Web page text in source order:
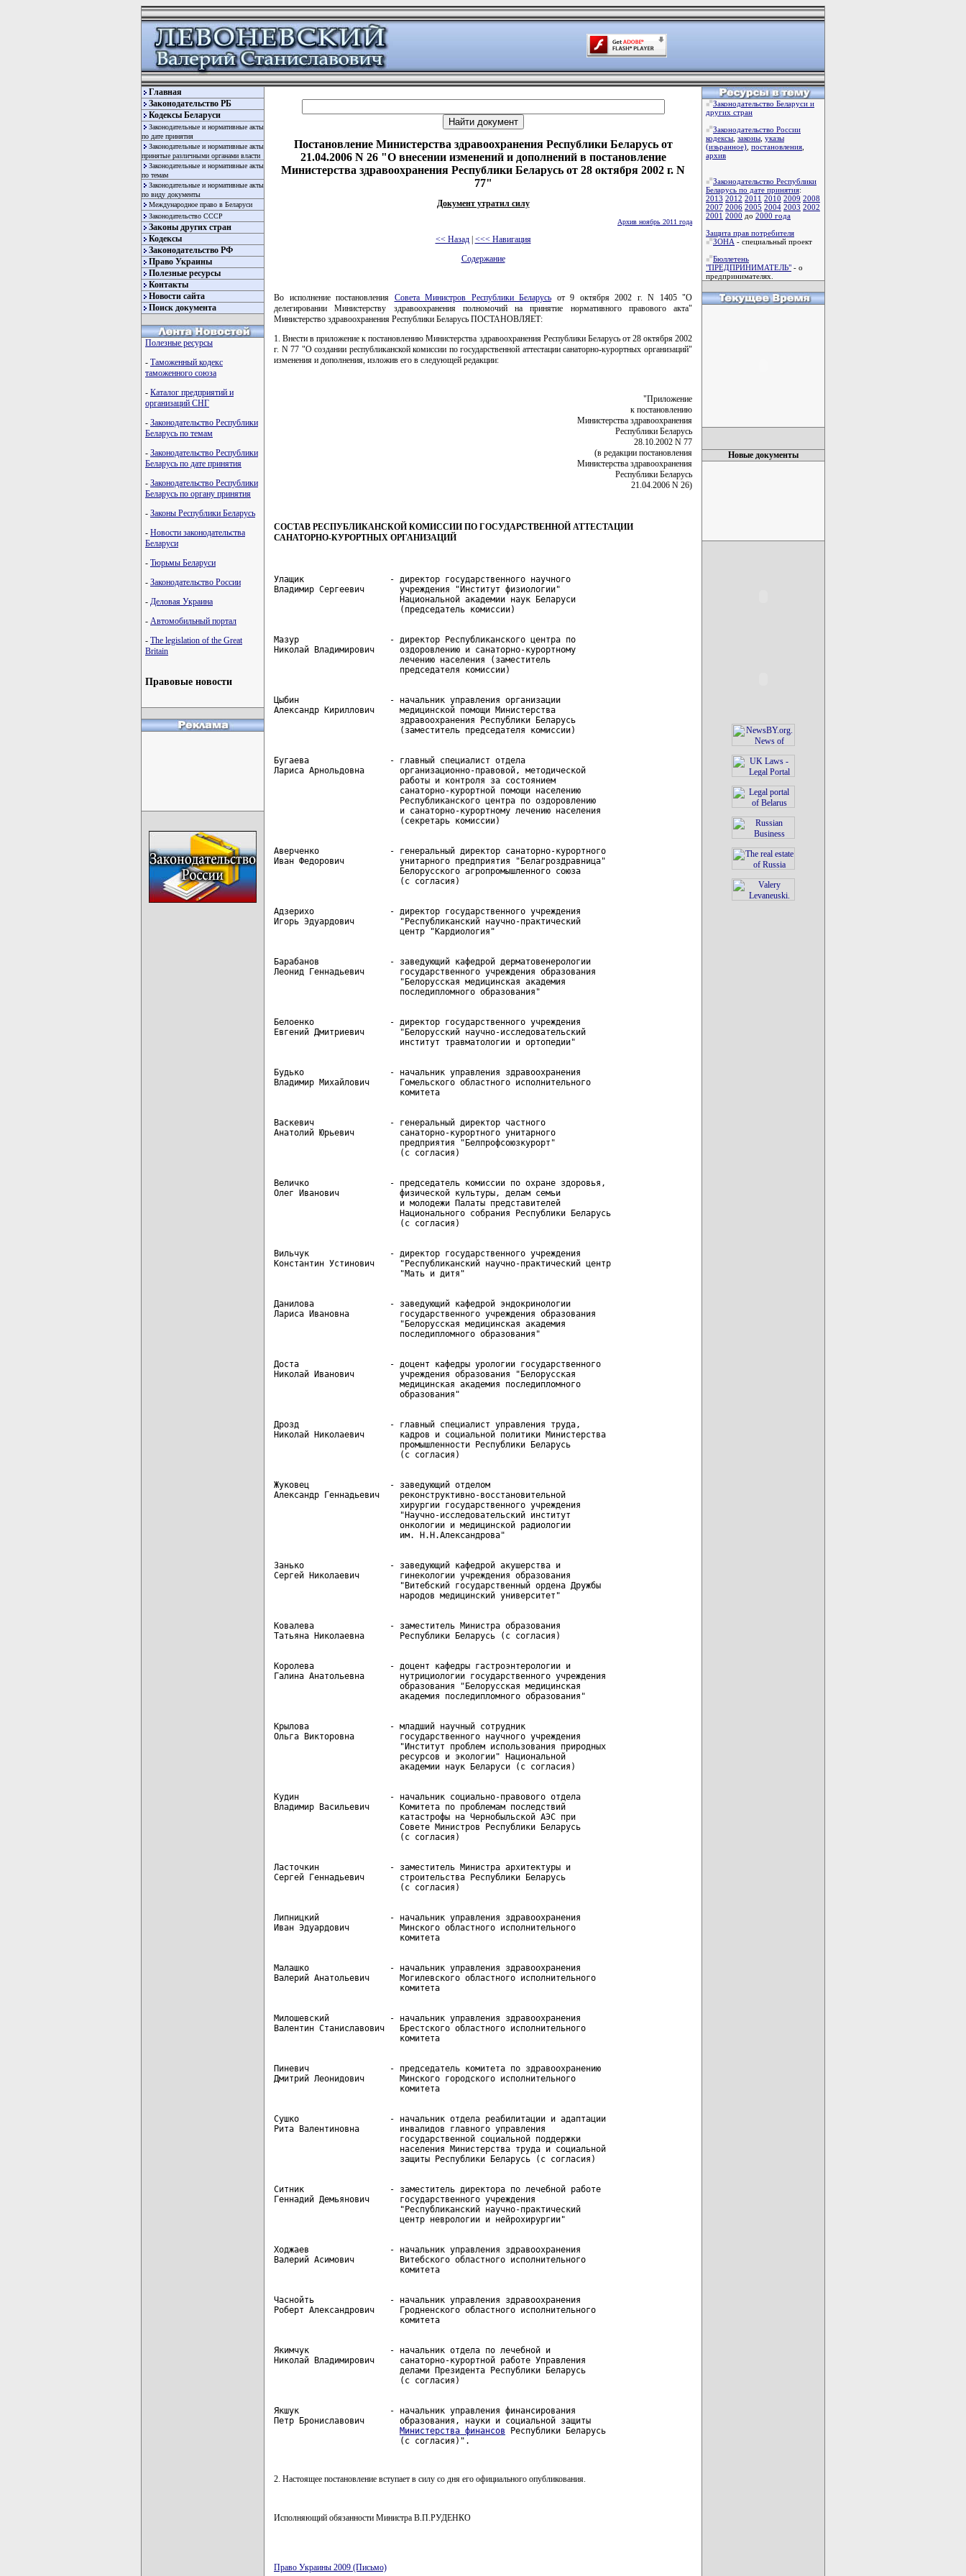
Главная
Законодательство РБ
Кодексы Беларуси
Законодательные и нормативные акты
по дате принятия
Законодательные и нормативные акты
принятые различными органами власти
Законодательные и нормативные акты
по темам
Законодательные и нормативные акты
по виду документы
Международное право в Беларуси
Законодательство СССР
Законы других стран
Кодексы
Законодательство РФ
Право Украины
Полезные ресурсы
Контакты
Новости сайта
Поиск документа
Полезные ресурсы
- Таможенный кодекс
таможенного союза
- Каталог предприятий и
организаций СНГ
- Законодательство Республики
Беларусь по темам
- Законодательство Республики
Беларусь по дате принятия
- Законодательство Республики
Беларусь по органу принятия
- Законы Республики Беларусь
- Новости законодательства
Беларуси
- Тюрьмы Беларуси
- Законодательство России
- Деловая Украина
- Автомобильный портал
- The legislation of the Great
Britain
Правовые новости
Постановление Министерства здравоохранения Республики Беларусь от
21.04.2006 N 26 "О внесении изменений и дополнений в постановление
Министерства здравоохранения Республики Беларусь от 28 октября 2002 г. N
77"
Документ утратил силу
Архив ноябрь 2011 года
<< Назад| <<< Навигация
Содержание
Во исполнение постановления Совета Министров Республики Беларусь от 9 октября 2002 г. N 1405 "О
делегировании Министерству здравоохранения полномочий на принятие нормативного правового акта"
Министерство здравоохранения Республики Беларусь ПОСТАНОВЛЯЕТ:
1. Внести в приложение к постановлению Министерства здравоохранения Республики Беларусь от 28 октября 2002
г. N 77 "О создании республиканской комиссии по государственной аттестации санаторно-курортных организаций"
изменения и дополнения, изложив его в следующей редакции:
"Приложение
к постановлению
Министерства здравоохранения
Республики Беларусь
28.10.2002 N 77
(в редакции постановления
Министерства здравоохранения
Республики Беларусь
21.04.2006 N 26)
СОСТАВ РЕСПУБЛИКАНСКОЙ КОМИССИИ ПО ГОСУДАРСТВЕННОЙ АТТЕСТАЦИИ
САНАТОРНО-КУРОРТНЫХ ОРГАНИЗАЦИЙ
Улащик                 - директор государственного научного
Владимир Сергеевич       учреждения "Институт физиологии"
                         Национальной академии наук Беларуси
Мазур                  - директор Республиканского центра по
Николай Владимирович     оздоровлению и санаторно-курортному
                         лечению населения (заместитель
Цыбин                  - начальник управления организации
Александр Кириллович     медицинской помощи Министерства
                         здравоохранения Республики Беларусь
Бугаева                - главный специалист отдела
Лариса Арнольдовна       организационно-правовой, методической
                         работы и контроля за состоянием
                         санаторно-курортной помощи населению
                         Республиканского центра по оздоровлению
                         и санаторно-курортному лечению населения
Аверченко              - генеральный директор санаторно-курортного
Иван Федорович           унитарного предприятия "Белагроздравница"
                         Белорусского агропромышленного союза
Адзерихо               - директор государственного учреждения
Игорь Эдуардович         "Республиканский научно-практический
Барабанов              - заведующий кафедрой дерматовенерологии
Леонид Геннадьевич       государственного учреждения образования
                         "Белорусская медицинская академия
Белоенко               - директор государственного учреждения
Евгений Дмитриевич       "Белорусский научно-исследовательский
Будько                 - начальник управления здравоохранения
Владимир Михайлович      Гомельского областного исполнительного
Васкевич               - генеральный директор частного
Анатолий Юрьевич         санаторно-курортного унитарного
                         предприятия "Белпрофсоюзкурорт"
Величко                - председатель комиссии по охране здоровья,
Олег Иванович            физической культуры, делам семьи
                         и молодежи Палаты представителей
                         Национального собрания Республики Беларусь
Вильчук                - директор государственного учреждения
Константин Устинович     "Республиканский научно-практический центр
Данилова               - заведующий кафедрой эндокринологии
Лариса Ивановна          государственного учреждения образования
                         "Белорусская медицинская академия
Доста                  - доцент кафедры урологии государственного
Николай Иванович         учреждения образования "Белорусская
                         медицинская академия последипломного
Дрозд                  - главный специалист управления труда,
Николай Николаевич       кадров и социальной политики Министерства
                         промышленности Республики Беларусь
Жуковец                - заведующий отделом
Александр Геннадьевич    реконструктивно-восстановительной
                         хирургии государственного учреждения
                         "Научно-исследовательский институт
                         онкологии и медицинской радиологии
Занько                 - заведующий кафедрой акушерства и
Сергей Николаевич        гинекологии учреждения образования
                         "Витебский государственный ордена Дружбы
Ковалева               - заместитель Министра образования
Королева               - доцент кафедры гастроэнтерологии и
Галина Анатольевна       нутрициологии государственного учреждения
                         образования "Белорусская медицинская
Крылова                - младший научный сотрудник
Ольга Викторовна         государственного научного учреждения
                         "Институт проблем использования природных
                         ресурсов и экологии" Национальной
Кудин                  - начальник социально-правового отдела
Владимир Васильевич      Комитета по проблемам последствий
                         катастрофы на Чернобыльской АЭС при
                         Совете Министров Республики Беларусь
Ласточкин              - заместитель Министра архитектуры и
Сергей Геннадьевич       строительства Республики Беларусь
Липницкий              - начальник управления здравоохранения
Иван Эдуардович          Минского областного исполнительного
Малашко                - начальник управления здравоохранения
Валерий Анатольевич      Могилевского областного исполнительного
Милошевский            - начальник управления здравоохранения
Валентин Станиславович   Брестского областного исполнительного
Пиневич                - председатель комитета по здравоохранению
Дмитрий Леонидович       Минского городского исполнительного
Сушко                  - начальник отдела реабилитации и адаптации
Рита Валентиновна        инвалидов главного управления
                         государственной социальной поддержки
                         населения Министерства труда и социальной
Ситник                 - заместитель директора по лечебной работе
Геннадий Демьянович      государственного учреждения
                         "Республиканский научно-практический
Ходжаев                - начальник управления здравоохранения
Валерий Асимович         Витебского областного исполнительного
Часнойть               - начальник управления здравоохранения
Роберт Александрович     Гродненского областного исполнительного
Якимчук                - начальник отдела по лечебной и
Николай Владимирович     санаторно-курортной работе Управления
                         делами Президента Республики Беларусь
Якшук                  - начальник управления финансирования
Петр Брониславович       образования, науки и социальной защиты
Министерства финансов Республики Беларусь
                         (с согласия)".
2. Настоящее постановление вступает в силу со дня его официального опубликования.
Исполняющий обязанности Министра В.П.РУДЕНКО
Право Украины 2009 (Письмо)
Законодательство Беларуси и
других стран
Законодательство России
кодексы законы указы
(изьранное) постановления
архив
Законодательство Республики
Беларусь по дате принятия:
2013 2012 2011 2010 2009 2008
2007 2006 2005 2004 2003 2002
2001 2000 до 2000 года
Защита прав потребителя
ЗОНА - специальный проект
Бюллетень
"ПРЕДПРИНИМАТЕЛЬ" - о
предпринимателях.
Новые документы